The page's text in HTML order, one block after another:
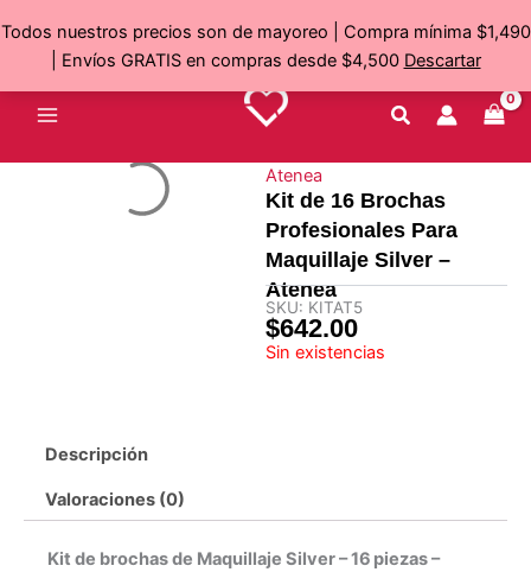
Todos nuestros precios son de mayoreo | Compra mínima $1,490
| Envíos GRATIS en compras desde $4,500 Descartar
al
contenido
Atenea
Kit de 16 Brochas
Profesionales Para
Maquillaje Silver –
Atenea
SKU: KITAT5
$642.00
Sin existencias
Descripción
Valoraciones (0)
Kit de brochas de Maquillaje Silver – 16 piezas –